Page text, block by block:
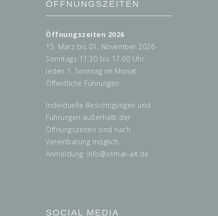
ÖFFNUNGSZEITEN
Öffnungszeiten 2026
15. März bis 01. November 2026
Sonntags 11.30 bis 17.00 Uhr
Jeden 1. Sonntag im Monat
Öffentliche Führungen
Individuelle Besichtigungen und
Führungen außerhalb der
Öffnungszeiten sind nach
Vereinbarung möglich.
Anmeldung: info@otmar-alt.de
SOCIAL MEDIA